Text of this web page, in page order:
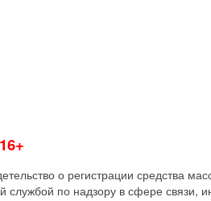
16+
о регистрации средства
по надзору в сфере связи,